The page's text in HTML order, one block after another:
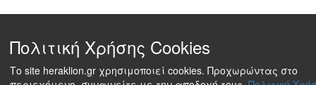
Πολιτική Χρήσης Cookies
Το site heraklion.gr χρησιμοποιεί cookies. Προχωρώντας στο